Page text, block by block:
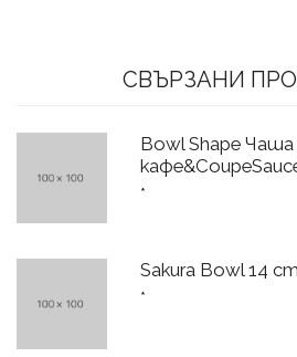
СВЪРЗАНИ
Bowl Shape Чаша
*
Sakura Bowl 14 cm
*